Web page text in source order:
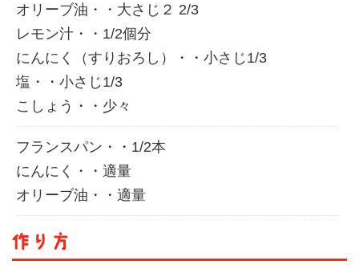
オリーブ油・・大さじ２ 2/3
レモン汁・・1/2個分
にんにく（すりおろし）・・小さじ1/3
塩・・小さじ1/3
こしょう・・少々
フランスパン・・1/2本
にんにく・・適量
オリーブ油・・適量